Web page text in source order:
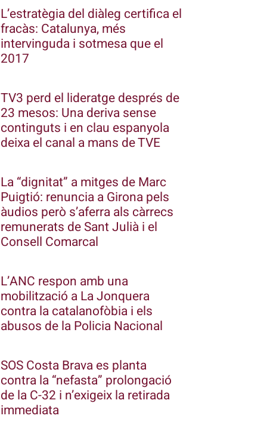
L’estratègia del diàleg certifica el
fracàs: Catalunya, més
intervinguda i sotmesa que el
2017
TV3 perd el lideratge després de
23 mesos: Una deriva sense
continguts i en clau espanyola
deixa el canal a mans de TVE
La “dignitat” a mitges de Marc
Puigtió: renuncia a Girona pels
àudios però s’aferra als càrrecs
remunerats de Sant Julià i el
Consell Comarcal
L’ANC respon amb una
mobilització a La Jonquera
contra la catalanofòbia i els
abusos de la Policia Nacional
SOS Costa Brava es planta
contra la “nefasta” prolongació
de la C-32 i n’exigeix la retirada
immediata